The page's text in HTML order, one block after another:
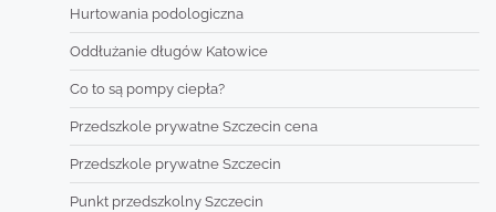
Hurtowania podologiczna
Oddłużanie długów Katowice
Co to są pompy ciepła?
Przedszkole prywatne Szczecin cena
Przedszkole prywatne Szczecin
Punkt przedszkolny Szczecin